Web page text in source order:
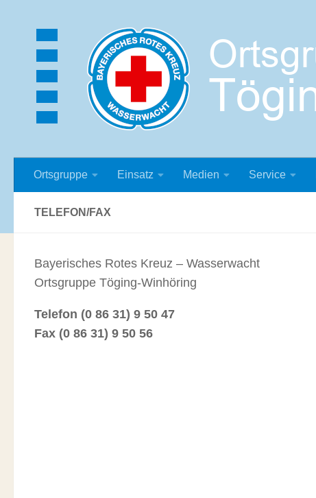
Ortsgruppe Einsatz Medien Service
TELEFON/FAX
Bayerisches Rotes Kreuz – Wasserwacht
Ortsgruppe Töging-Winhöring
Telefon (0 86 31) 9 50 47
Fax (0 86 31) 9 50 56